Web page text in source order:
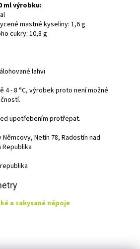
ml výrobku:
mastné kyseliny: 1,6 g
cukry: 10,8 g
lahvi
4 - 8 °C, výrobek proto není možné
upotřebením protřepat.
Němcovy, Netín 78, Radostín nad
Republika
a zakysané nápoje